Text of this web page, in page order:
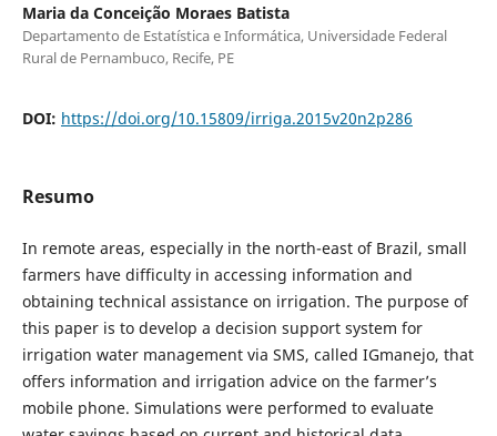
Maria da Conceição Moraes Batista
Departamento de Estatística e Informática, Universidade Federal
Rural de Pernambuco, Recife, PE
DOI: https://doi.org/10.15809/irriga.2015v20n2p286
Resumo
In remote areas, especially in the north-east of Brazil, small
farmers have difficulty in accessing information and
obtaining technical assistance on irrigation. The purpose of
this paper is to develop a decision support system for
irrigation water management via SMS, called IGmanejo, that
offers information and irrigation advice on the farmer’s
mobile phone. Simulations were performed to evaluate